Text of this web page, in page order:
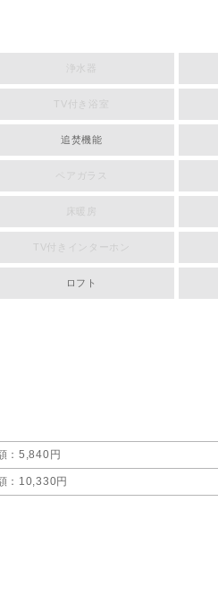
浄水器
TV付き浴室
追焚機能
ペアガラス
TV付きインターホン
ロフト
：5,840円
：10,330円